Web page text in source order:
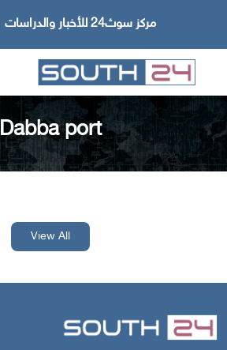
مركز سوث24 للأخبار والدراسات
Dabba port
View All